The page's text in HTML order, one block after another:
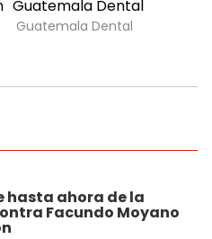
hasta ahora de la
Facundo Moyano